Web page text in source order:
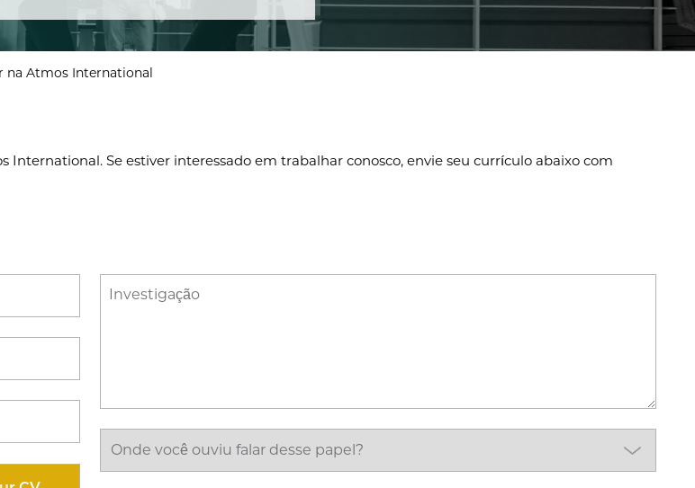
na Atmos International
Se estiver interessado em trabalhar conosco, envie seu currículo abaixo com
Investigação